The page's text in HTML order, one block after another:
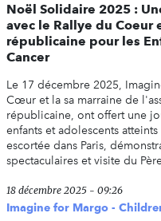
Noël Solidaire 2025 :
avec le Rallye du Coeur
républicaine pour les
Cancer
Le 17 décembre 2025,
Cœur et la sa marraine de
républicaine, ont offert une
enfants et adolescents
escortée dans Paris,
spectaculaires et visite du
18 décembre 2025 - 09:26
Imagine for Margo -